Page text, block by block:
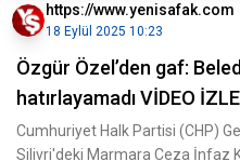
https://www.yenisafak.com
18 Eylül 2025 10:23
Özgür Özel’den gaf:
hatırlayamadı VİDEO İZLE
Cumhuriyet Halk Partisi (CHP)
Silivri'deki Marmara Ceza İnfaz